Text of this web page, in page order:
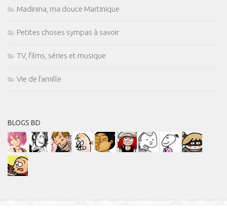
Madinina, ma douce Martinique
Petites choses sympas à savoir
TV, films, séries et musique
Vie de famille
BLOGS BD